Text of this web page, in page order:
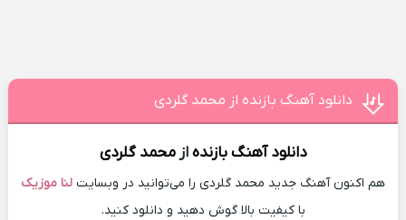
دانلود آهنگ بازنده از محمد گلردی
دانلود آهنگ بازندهازمحمد گلردی
هم اکنون آهنگ جدید محمد گلردی را می‌توانید در وبسایت لنا موزیک
با کیفیت بالا گوش دهید و دانلود کنید.